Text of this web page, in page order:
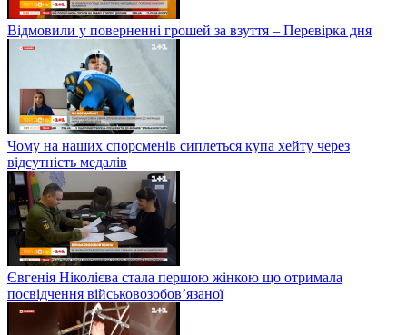
Відмовили у поверненні грошей за взуття – Перевірка дня
Чому на наших спорсменів сиплеться купа хейту через
відсутність медалів
Євгенія Ніколієва стала першою жінкою що отримала
посвідчення військовозобов’язаної